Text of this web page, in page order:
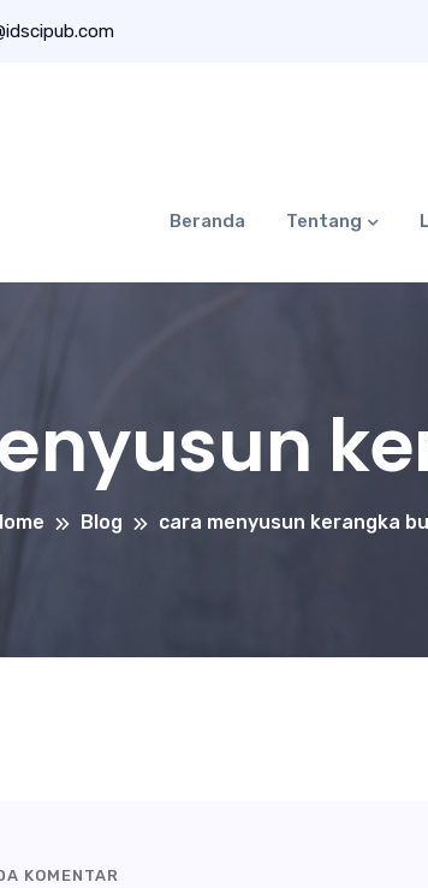
Beranda Tentang
Blog cara menyusun kerangka
KOMENTAR